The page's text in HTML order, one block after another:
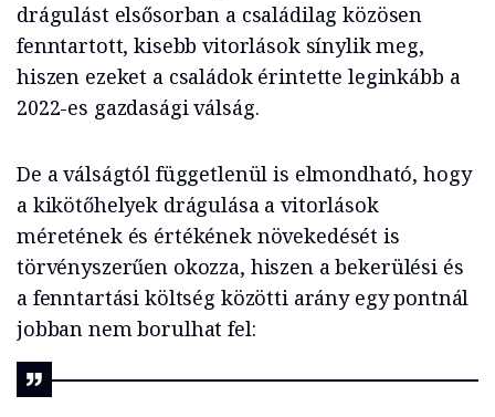
drágulást elsősorban a családilag közösen
fenntartott, kisebb vitorlások sínylik meg,
hiszen ezeket a családok érintette leginkább a
2022-es gazdasági válság.
De a válságtól függetlenül is elmondható, hogy
a kikötőhelyek drágulása a vitorlások
méretének és értékének növekedését is
törvényszerűen okozza, hiszen a bekerülési és
a fenntartási költség közötti arány egy pontnál
jobban nem borulhat fel: